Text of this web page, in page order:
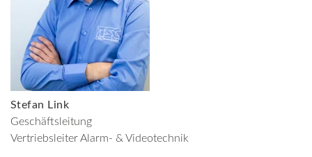
Stefan Link
Geschäftsleitung
Vertriebsleiter Alarm- & Videotechnik